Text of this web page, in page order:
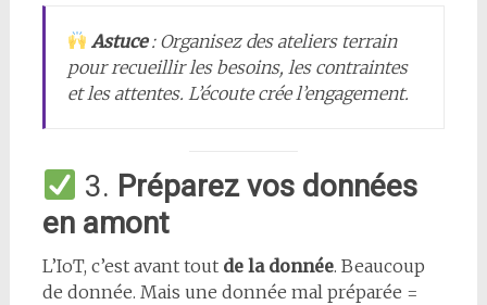
Astuce: Organisez des ateliers terrain
pour recueillir les besoins, les contraintes
et les attentes. L’écoute crée l’engagement.
3. Préparez vos données
en amont
L’IoT, c’est avant tout de la donnée. Beaucoup
de donnée. Mais une donnée mal préparée =